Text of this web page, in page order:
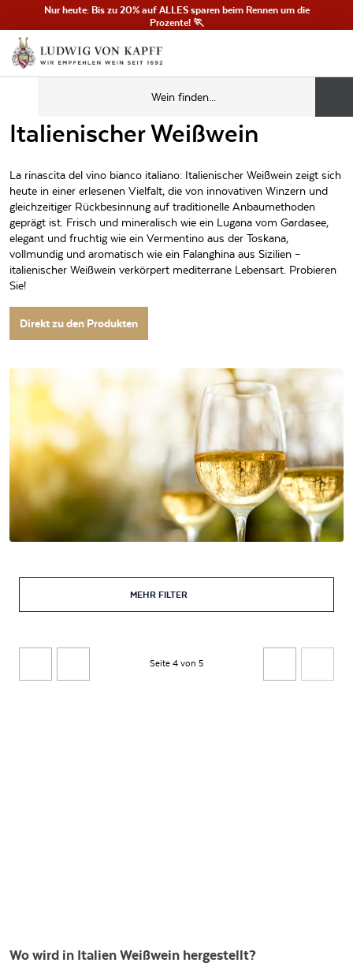
Nur heute: Bis zu 20% auf ALLES sparen beim Rennen um die
Prozente! 🏃
Italienischer Weißwein
La rinascita del vino bianco italiano: Italienischer Weißwein zeigt sich
heute in einer erlesenen Vielfalt, die von innovativen Winzern und
gleichzeitiger Rückbesinnung auf traditionelle Anbaumethoden
geprägt ist. Frisch und mineralisch wie ein Lugana vom Gardasee,
elegant und fruchtig wie ein Vermentino aus der Toskana,
vollmundig und aromatisch wie ein Falanghina aus Sizilien –
italienischer Weißwein verkörpert mediterrane Lebensart. Probieren
Sie!
Direkt zu den Produkten
MEHR FILTER
Seite 4 von 5
Wo wird in Italien Weißwein hergestellt?